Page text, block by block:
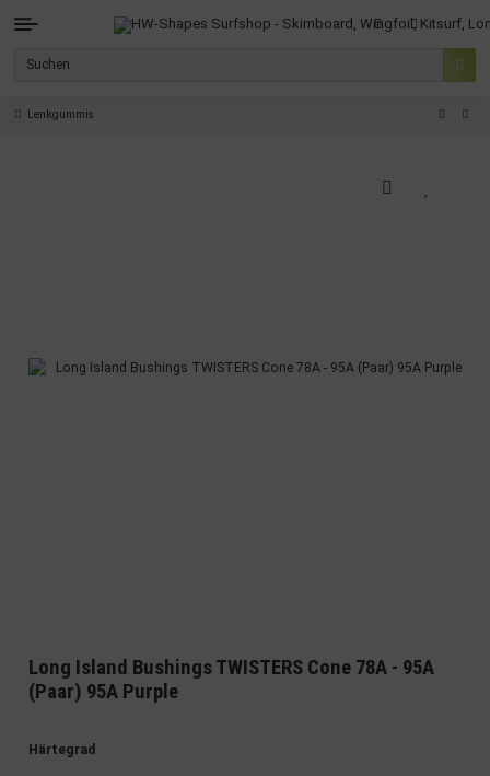
Lenkgummis
Long Island Bushings TWISTERS Cone 78A - 95A
(Paar) 95A Purple
Härtegrad